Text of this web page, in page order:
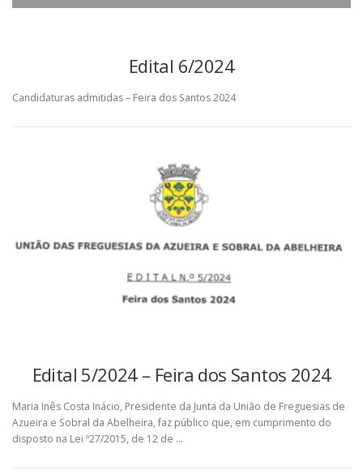
Edital 6/2024
Candidaturas admitidas – Feira dos Santos 2024
Edital 5/2024 – Feira dos Santos 2024
Maria Inês Costa Inácio, Presidente da Junta da União de Freguesias de
Azueira e Sobral da Abelheira, faz público que, em cumprimento do
disposto na Lei º27/2015, de 12 de …